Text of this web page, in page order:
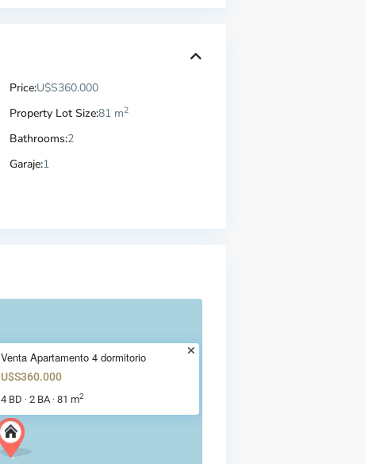
Price:U$S360.000
Property Lot Size:81 m2
Bathrooms:2
Garaje:1
Venta Apartamento 4 dormitorio
U$S360.000
4 BD · 2 BA · 81 m2